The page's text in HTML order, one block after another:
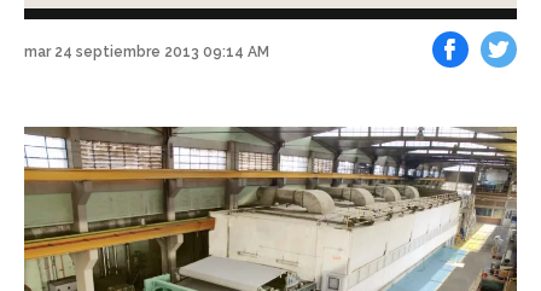
mar 24 septiembre 2013 09:14 AM